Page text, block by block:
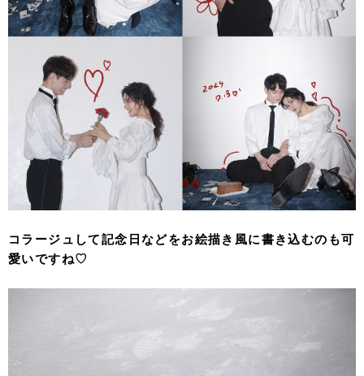
コラージュして記念日などをお絵描き風に書き込むのも可
愛いですね♡